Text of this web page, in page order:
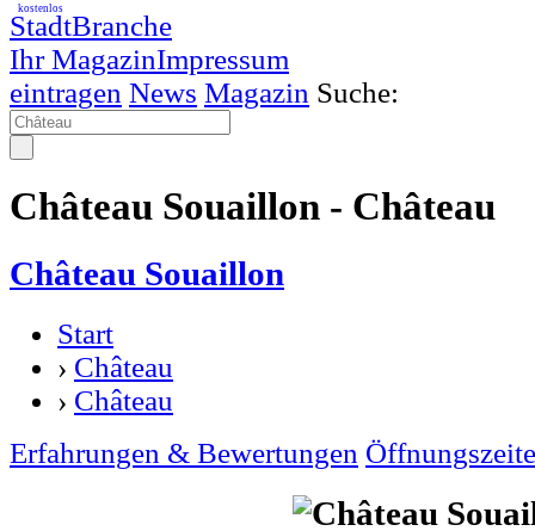
StadtBranche
Ihr MagazinImpressum
kostenlos
eintragen News Magazin Suche:
Château Souaillon - Château
Château Souaillon
Start
› Château
› Château
Erfahrungen & Bewertungen